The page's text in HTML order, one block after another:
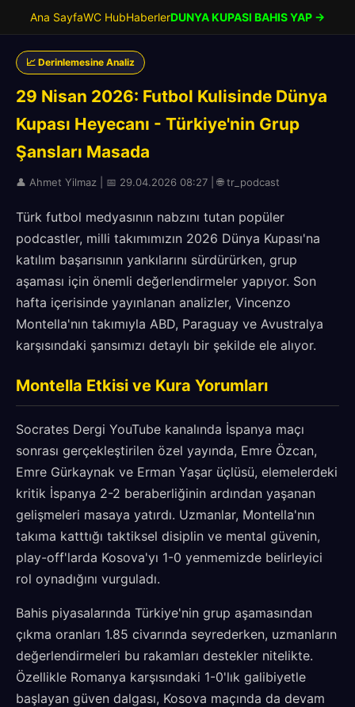
Ana SayfaWC HubHaberlerDUNYA KUPASI BAHIS YAP →
📈 Derinlemesine Analiz
29 Nisan 2026: Futbol Kulisinde Dünya
Kupası Heyecanı - Türkiye'nin Grup
Şansları Masada
👤 Ahmet Yilmaz | 📅 29.04.2026 08:27 | 🌐 tr_podcast
Türk futbol medyasının nabzını tutan popüler
podcastler, milli takımımızın 2026 Dünya Kupası'na
katılım başarısının yankılarını sürdürürken, grup
aşaması için önemli değerlendirmeler yapıyor. Son
hafta içerisinde yayınlanan analizler, Vincenzo
Montella'nın takımıyla ABD, Paraguay ve Avustralya
karşısındaki şansımızı detaylı bir şekilde ele alıyor.
Montella Etkisi ve Kura Yorumları
Socrates Dergi YouTube kanalında İspanya maçı
sonrası gerçekleştirilen özel yayında, Emre Özcan,
Emre Gürkaynak ve Erman Yaşar üçlüsü, elemelerdeki
kritik İspanya 2-2 beraberliğinin ardından yaşanan
gelişmeleri masaya yatırdı. Uzmanlar, Montella'nın
takıma katttığı taktiksel disiplin ve mental güvenin,
play-off'larda Kosova'yı 1-0 yenmemizde belirleyici
rol oynadığını vurguladı.
Bahis piyasalarında Türkiye'nin grup aşamasından
çıkma oranları 1.85 civarında seyrederken, uzmanların
değerlendirmeleri bu rakamları destekler nitelikte.
Özellikle Romanya karşısındaki 1-0'lık galibiyetle
başlayan güven dalgası, Kosova maçında da devam